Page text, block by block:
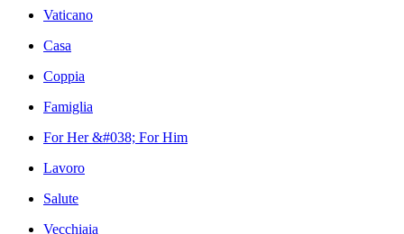
Vaticano
Casa
Coppia
Famiglia
For Her &#038; For Him
Lavoro
Salute
Vecchiaia